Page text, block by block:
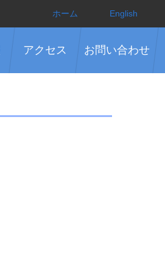
ホーム English
アクセス お問い合わせ